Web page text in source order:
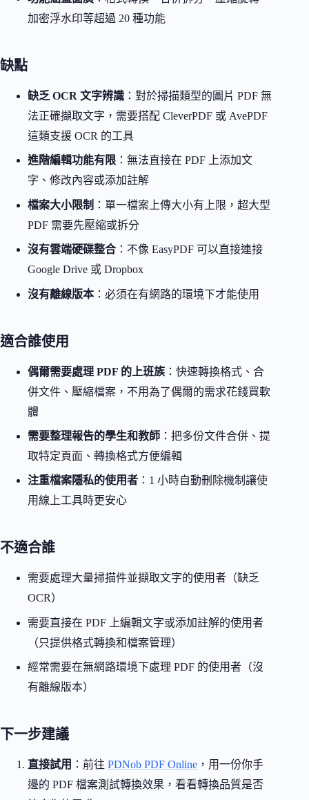
加密浮水印等超過 20 種功能
缺點
缺乏 OCR 文字辨識 ：對於掃描類型的圖片 PDF 無
法正確擷取文字，需要搭配 CleverPDF 或 AvePDF
這類支援 OCR 的工具
進階編輯功能有限 ：無法直接在 PDF 上添加文
字、修改內容或添加註解
檔案大小限制 ：單一檔案上傳大小有上限，超大型
PDF 需要先壓縮或拆分
沒有雲端硬碟整合 ：不像 EasyPDF 可以直接連接
Google Drive 或 Dropbox
沒有離線版本：必須在有網路的環境下才能使用
適合誰使用
偶爾需要處理 PDF 的上班族 ：快速轉換格式、合
併文件、壓縮檔案，不用為了偶爾的需求花錢買軟
體
需要整理報告的學生和教師 ：把多份文件合併、提
取特定頁面、轉換格式方便編輯
注重檔案隱私的使用者 ：1 小時自動刪除機制讓使
用線上工具時更安心
不適合誰
需要處理大量掃描件並擷取文字的使用者（缺乏
OCR）
需要直接在 PDF 上編輯文字或添加註解的使用者
（只提供格式轉換和檔案管理）
經常需要在無網路環境下處理 PDF 的使用者（沒
有離線版本）
下一步建議
直接試用 ：前往 PDNob PDF Online ，用一份你手
邊的 PDF 檔案測試轉換效果，看看轉換品質是否